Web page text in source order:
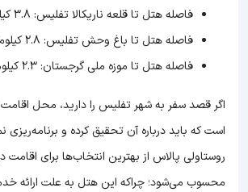
فاصله هتل تا قلعه ناریکالا تفلیس: ۳.۸ کیلومتر
فاصله هتل تا باغ وحش تفلیس: ۲.۸ کیلومتر
فاصله هتل تا موزه ملی گرجستان: ۲.۳ کیلومتر
اگر قصد سفر به شهر تفلیس را دارید، محل
روستاولی پالاس از بهترین انتخاب‌ها برای
محسوب می‌شود؛ چراکه این هتل به علت ارائه